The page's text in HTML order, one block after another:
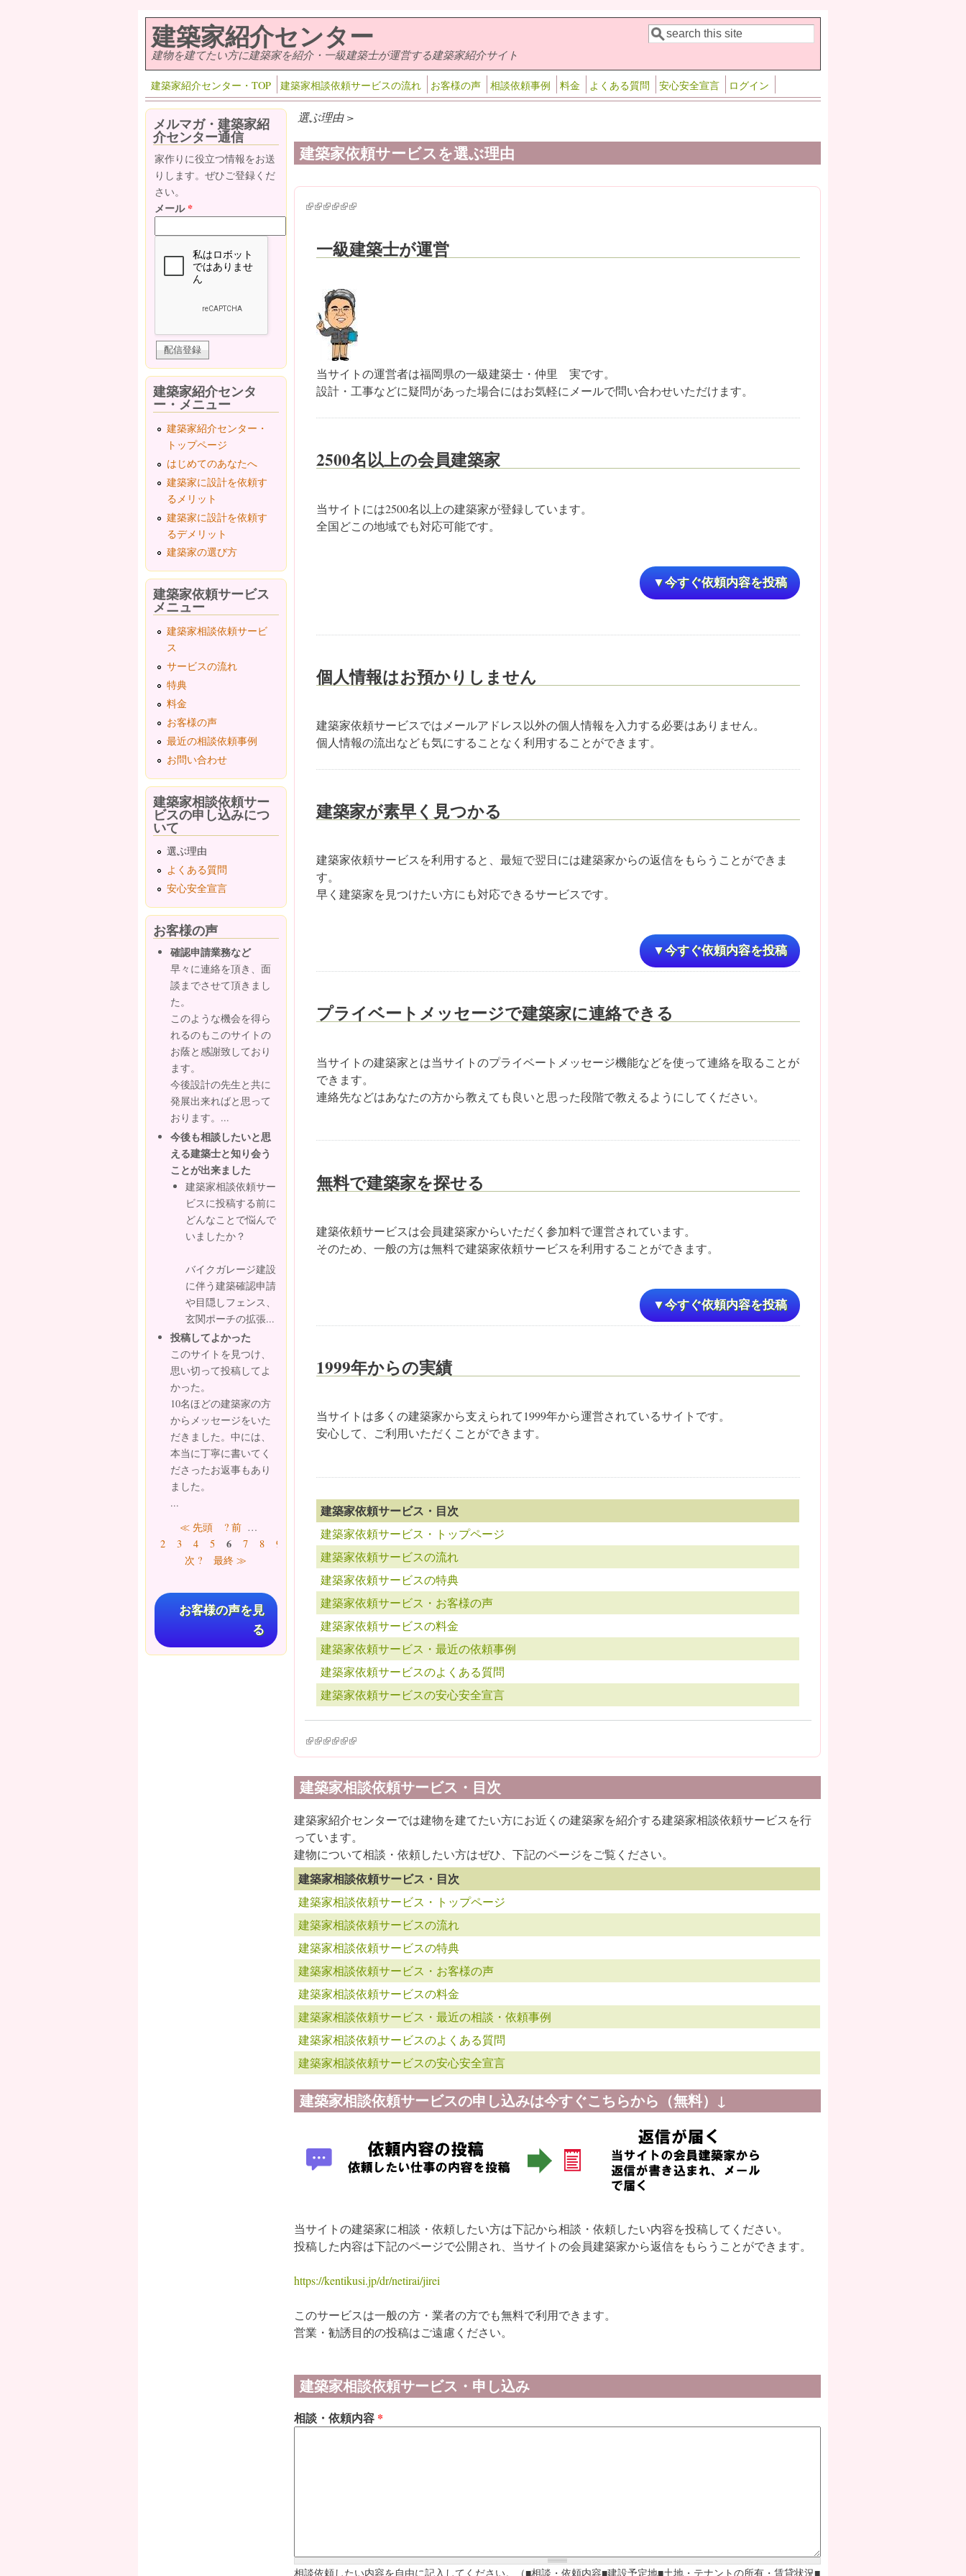
建築家紹介センター
建物を建てたい方に建築家を紹介・一級建築士が運営する建築家紹介サイト 検索フォーム
検索
建築家紹介センター・TOP 建築家相談依頼サービスの流れ お客様の声 相談依頼事例 料金 よくある質問 安心安全宣言 ログイン
選ぶ理由 >
建築家依頼サービスを選ぶ理由
(link is external)
(link is external)
(link is external)
(link is external)
(link is external)
(link is external)
一級建築士が運営
当サイトの運営者は福岡県の一級建築士・仲里 実です。
設計・工事などに疑問があった場合にはお気軽にメールで問い合わせいただけます。
2500名以上の会員建築家
当サイトには2500名以上の建築家が登録しています。
全国どこの地域でも対応可能です。
▼今すぐ依頼内容を投稿
個人情報はお預かりしません
建築家依頼サービスではメールアドレス以外の個人情報を入力する必要はありません。
個人情報の流出なども気にすることなく利用することができます。
建築家が素早く見つかる
建築家依頼サービスを利用すると、最短で翌日には建築家からの返信をもらうことができま
す。
早く建築家を見つけたい方にも対応できるサービスです。
▼今すぐ依頼内容を投稿
プライベートメッセージで建築家に連絡できる
当サイトの建築家とは当サイトのプライベートメッセージ機能などを使って連絡を取ることが
できます。
連絡先などはあなたの方から教えても良いと思った段階で教えるようにしてください。
無料で建築家を探せる
建築依頼サービスは会員建築家からいただく参加料で運営されています。
そのため、一般の方は無料で建築家依頼サービスを利用することができます。
▼今すぐ依頼内容を投稿
1999年からの実績
当サイトは多くの建築家から支えられて1999年から運営されているサイトです。
安心して、ご利用いただくことができます。
建築家依頼サービス・目次
建築家依頼サービス・トップページ
建築家依頼サービスの流れ
建築家依頼サービスの特典
建築家依頼サービス・お客様の声
建築家依頼サービスの料金
建築家依頼サービス・最近の依頼事例
建築家依頼サービスのよくある質問
建築家依頼サービスの安心安全宣言
(link is external)
(link is external)
(link is external)
(link is external)
(link is external)
(link is external)
建築家相談依頼サービス・目次
建築家紹介センターでは建物を建てたい方にお近くの建築家を紹介する建築家相談依頼サービスを行
っています。
建物について相談・依頼したい方はぜひ、下記のページをご覧ください。
建築家相談依頼サービス・目次
建築家相談依頼サービス・トップページ
建築家相談依頼サービスの流れ
建築家相談依頼サービスの特典
建築家相談依頼サービス・お客様の声
建築家相談依頼サービスの料金
建築家相談依頼サービス・最近の相談・依頼事例
建築家相談依頼サービスのよくある質問
建築家相談依頼サービスの安心安全宣言
建築家相談依頼サービスの申し込みは今すぐこちらから（無料）↓
当サイトの建築家に相談・依頼したい方は下記から相談・依頼したい内容を投稿してください。
投稿した内容は下記のページで公開され、当サイトの会員建築家から返信をもらうことができます。
https://kentikusi.jp/dr/netirai/jirei
このサービスは一般の方・業者の方でも無料で利用できます。
営業・勧誘目的の投稿はご遠慮ください。
建築家相談依頼サービス・申し込み
相談・依頼内容 *
相談依頼したい内容を自由に記入してください。（■相談・依頼内容■建設予定地■土地・テナントの所有・賃貸状況■
メルマガ・建築家紹
介センター通信
家作りに役立つ情報をお送
りします。ぜひご登録くだ
さい。
メール*
建築家紹介センタ
ー・メニュー
建築家紹介センター・
トップページ
はじめてのあなたへ
建築家に設計を依頼す
るメリット
建築家に設計を依頼す
るデメリット
建築家の選び方
建築家依頼サービス
メニュー
建築家相談依頼サービ
ス
サービスの流れ
特典
料金
お客様の声
最近の相談依頼事例
お問い合わせ
建築家相談依頼サー
ビスの申し込みにつ
いて
選ぶ理由
よくある質問
安心安全宣言
お客様の声
確認申請業務など
早々に連絡を頂き、面
談までさせて頂きまし
た。
このような機会を得ら
れるのもこのサイトの
お蔭と感謝致しており
ます。
今後設計の先生と共に
発展出来ればと思って
おります。...
今後も相談したいと思
える建築士と知り会う
ことが出来ました
建築家相談依頼サー
ビスに投稿する前に
どんなことで悩んで
いましたか？
バイクガレージ建設
に伴う建築確認申請
や目隠しフェンス、
玄関ポーチの拡張...
投稿してよかった
このサイトを見つけ、
思い切って投稿してよ
かった。
10名ほどの建築家の方
からメッセージをいた
だきました。中には、
本当に丁寧に書いてく
ださったお返事もあり
ました。
...
ページ≪ 先頭 ? 前 …
2
3 4 5 6 7 8 9
…
次 ?
最終 ≫
お客様の声を見
る